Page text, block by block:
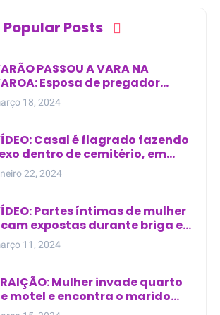
Popular Posts
PASSOU A VARA NA
Esposa de pregador
descobre
extra-conjugal
18, 2024
Casal é flagrado fazendo
dentro de cemitério, em
de túmulo no Maranhão
22, 2024
Partes íntimas de mulher
expostas durante briga em
11, 2024
Mulher invade quarto
motel e encontra o marido
outra na cama